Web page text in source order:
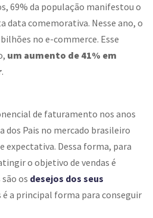
69% da população manifestou o
data comemorativa. Nesse ano, o
no e-commerce. Esse
um aumento de 41% em
.
de faturamento nos anos
dos Pais no mercado brasileiro
expectativa. Dessa forma, para
o objetivo de vendas é
os desejos dos seus
é a principal forma para conseguir